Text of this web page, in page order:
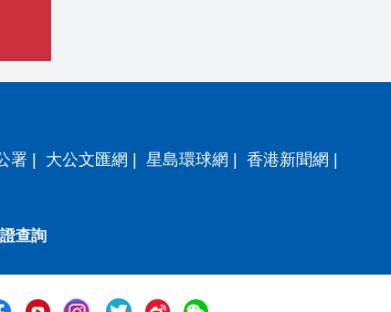
署 | 大公文匯網 | 星島環球網 | 香港新聞網 |
查詢